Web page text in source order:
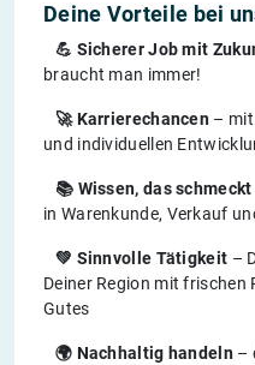
Deine Vorteile bei
💪 Sicherer Job mit
braucht man immer!
🚀 Karrierechancen – mit
und individuellen
📚 Wissen, das schmeckt
in Warenkunde, Verkauf
💚 Sinnvolle Tätigkeit –
Deiner Region mit
Gutes
🌍 Nachhaltig handeln –